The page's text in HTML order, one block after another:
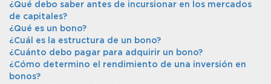
¿Qué debo saber antes de incursionar en los mercados
de capitales?
¿Qué es un bono?
¿Cuál es la estructura de un bono?
¿Cuánto debo pagar para adquirir un bono?
¿Cómo determino el rendimiento de una inversión en
bonos?